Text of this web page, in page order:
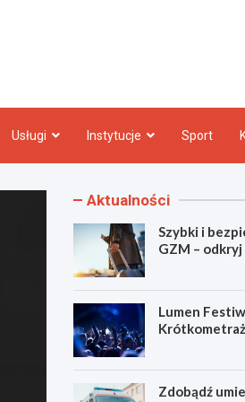
Usługi Instytucje Sport
Aktualności
Szybki i
GZM –
Lumen
Zdobądź